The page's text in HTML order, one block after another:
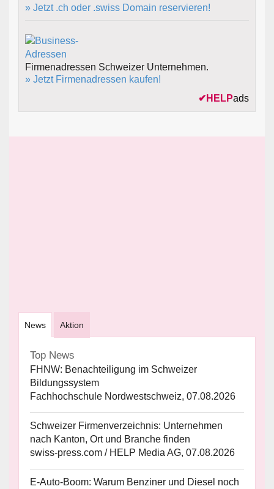
» Jetzt .ch oder .swiss Domain reservieren!
Firmenadressen Schweizer Unternehmen.
» Jetzt Firmenadressen kaufen!
✔ HELPads
News Aktion
Top News
FHNW: Benachteiligung im Schweizer
Bildungssystem
Fachhochschule Nordwestschweiz, 07.08.2026
Schweizer Firmenverzeichnis: Unternehmen
nach Kanton, Ort und Branche finden
swiss-press.com / HELP Media AG, 07.08.2026
E-Auto-Boom: Warum Benziner und Diesel noch